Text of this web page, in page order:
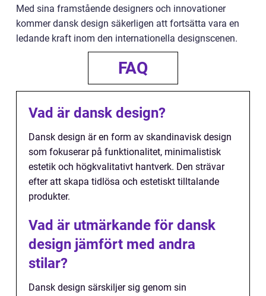
Med sina framstående designers och innovationer
kommer dansk design säkerligen att fortsätta vara en
ledande kraft inom den internationella designscenen.
FAQ
Vad är dansk design?
Dansk design är en form av skandinavisk design
som fokuserar på funktionalitet, minimalistisk
estetik och högkvalitativt hantverk. Den strävar
efter att skapa tidlösa och estetiskt tilltalande
produkter.
Vad är utmärkande för dansk
design jämfört med andra
stilar?
Dansk design särskiljer sig genom sin